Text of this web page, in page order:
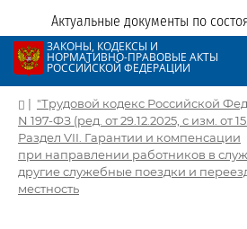
Актуальные документы по
ЗАКОНЫ, КОДЕКСЫ И
НОРМАТИВНО-ПРАВОВЫЕ АКТЫ
РОССИЙСКОЙ ФЕДЕРАЦИИ
| "Трудовой кодекс Российской
N 197-ФЗ (ред. от 29.12.2025, с изм. от
Раздел VII. Гарантии и компенсации
при направлении работников в
другие служебные поездки и
местность